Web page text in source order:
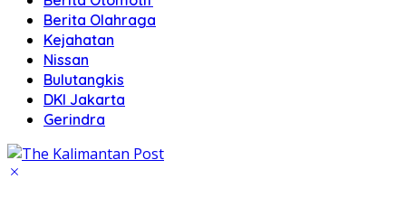
Berita Olahraga
Kejahatan
Nissan
Bulutangkis
DKI Jakarta
Gerindra